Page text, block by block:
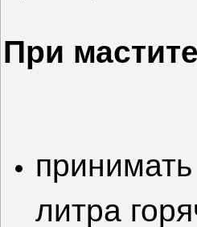
При
литра